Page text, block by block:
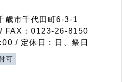
市千代田町6-3-1
FAX：0123-26-8150
/ 定休日：日、祭日
可